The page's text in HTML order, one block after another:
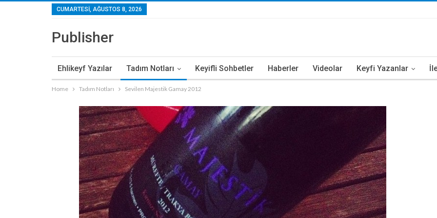
CUMARTESI, AĞUSTOS 8, 2026
Publisher
Ehlikeyf Yazılar Tadım Notları Keyifli Sohbetler Haberler Videolar Keyfi Yazanlar
Home Tadım Notları Sevilen Majestik Gamay 2012